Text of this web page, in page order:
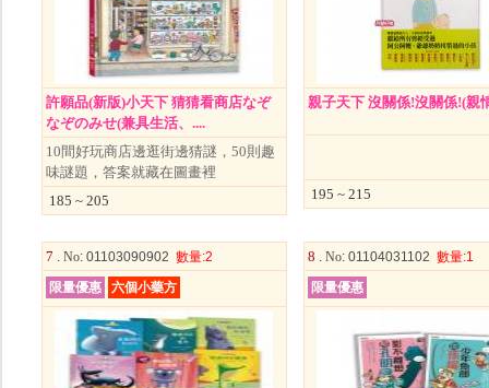
許願品(新版)小天下 猜猜看商店なぞ
なぞのみせ(兼具生活、....
10間好玩商店邊逛街邊猜謎，50則趣
味謎題，答案就藏在圖畫裡
185 ~ 205
親子天下 沒關係!沒關係!(親
195 ~ 215
7 . No: 01103090902 數量:2
限量優惠
六個小藥方
8 . No: 01104031102 數量:1
限量優惠